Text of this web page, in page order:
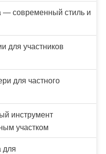
— современный стиль и
для участников
для частного
инструмент
участком
для